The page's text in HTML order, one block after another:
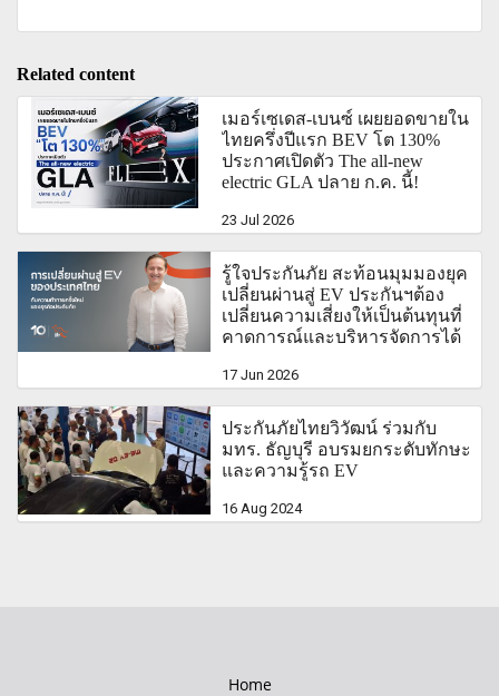
Related content
เมอร์เซเดส-เบนซ์ เผยยอดขายใน
ไทยครึ่งปีแรก BEV โต 130%
ประกาศเปิดตัว The all-new
electric GLA ปลาย ก.ค. นี้!
23 Jul 2026
รู้ใจประกันภัย สะท้อนมุมมองยุค
เปลี่ยนผ่านสู่ EV ประกันฯต้อง
เปลี่ยนความเสี่ยงให้เป็นต้นทุนที่
คาดการณ์และบริหารจัดการได้
17 Jun 2026
ประกันภัยไทยวิวัฒน์ ร่วมกับ
มทร. ธัญบุรี อบรมยกระดับทักษะ
และความรู้รถ EV
16 Aug 2024
Home